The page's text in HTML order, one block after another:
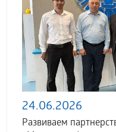
24.06.2026
Развиваем